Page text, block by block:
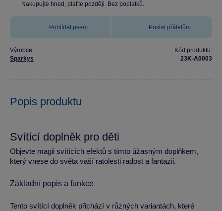
Nakupujte hned, plaťte později. Bez poplatků.
Pohlídat psem Poslat přátelům
Výrobce:
Sparkys
Kód produktu:
23K-A0003
Popis produktu
Svítící doplněk pro děti
Objevte magii svítících efektů s tímto úžasným doplňkem,
který vnese do světa vaší ratolesti radost a fantazii.
Základní popis a funkce
Tento svítící doplněk přichází v různých variantách, které